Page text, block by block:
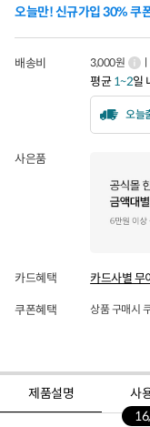
오늘만! 신규가입 30% 쿠
배송비 3,000원
평균1~2일
오늘
사은품
카드혜택 카드사별 무
쿠폰혜택 상품 구매시
제품설명
사